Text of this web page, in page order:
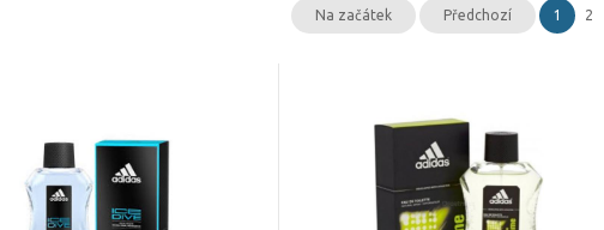
Na začátek Předchozí 1 2